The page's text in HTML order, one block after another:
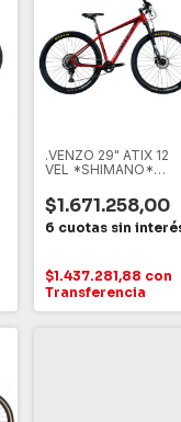
.VENZO 29" ATIX 12
VEL *SHIMANO*
$1.671.258,00
$1.437.281,88 con
Transferencia